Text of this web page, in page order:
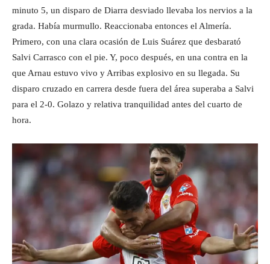
minuto 5, un disparo de Diarra desviado llevaba los nervios a la
grada. Había murmullo. Reaccionaba entonces el Almería.
Primero, con una clara ocasión de Luis Suárez que desbarató
Salvi Carrasco con el pie. Y, poco después, en una contra en la
que Arnau estuvo vivo y Arribas explosivo en su llegada. Su
disparo cruzado en carrera desde fuera del área superaba a Salvi
para el 2-0. Golazo y relativa tranquilidad antes del cuarto de
hora.